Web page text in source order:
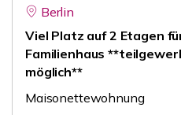
Berlin
Viel Platz auf 2 Etagen
Familienhaus
möglich**
Maisonettewohnung